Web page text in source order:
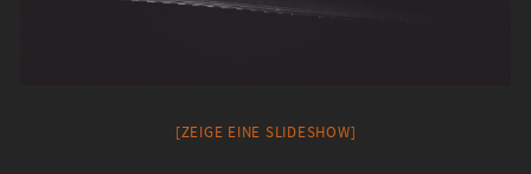
[ZEIGE EINE SLIDESHOW]